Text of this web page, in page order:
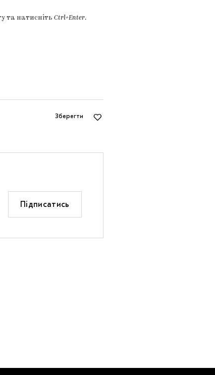
та натисніть Ctrl+Enter.
Зберегти
Підписатись